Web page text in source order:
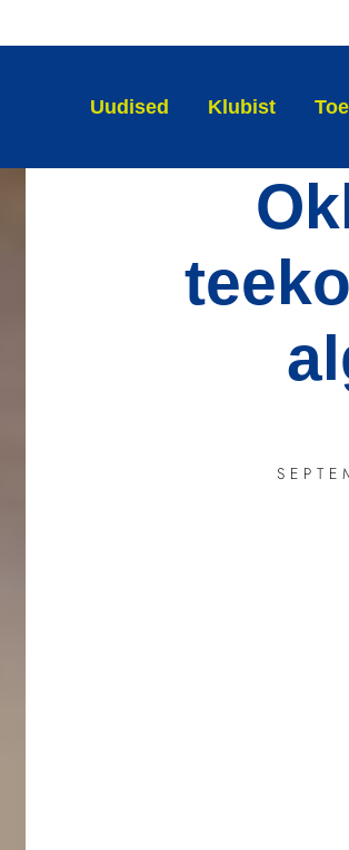
Uudised Klubist